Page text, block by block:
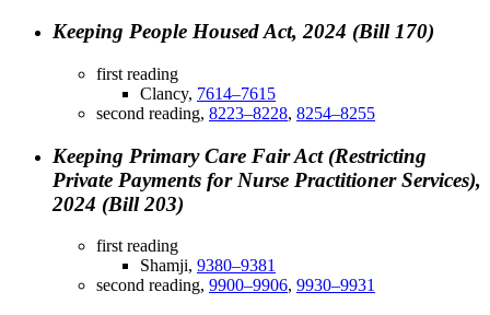
Keeping People Housed Act, 2024 (Bill 170)
first reading
Clancy, 7614–7615
second reading, 8223–8228, 8254–8255
Keeping Primary Care Fair Act (Restricting
Private Payments for Nurse Practitioner Services),
2024 (Bill 203)
first reading
Shamji, 9380–9381
second reading, 9900–9906, 9930–9931